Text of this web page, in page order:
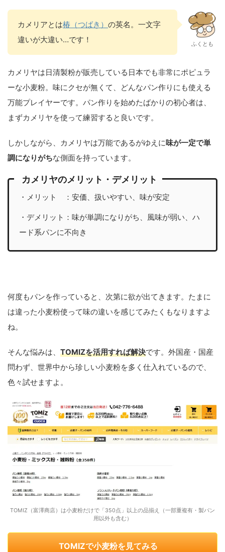
カメリアとは椿（つばき） の英名。一文字
違いが大違い…です！
ふくとも
カメリヤは日清製粉が販売している日本でも非常にポピュラ
ーな小麦粉。味にクセが無くて、どんなパン作りにも使える
万能プレイヤーです。パン作りを始めたばかりの初心者は、
まずカメリヤを使って練習すると良いです。
しかしながら、カメリヤは万能であるがゆえに味が一定で単
調になりがちな側面を持っています。
カメリヤのメリット・デメリット
・メリット ：安価、扱いやすい、味が安定
・デメリット：味が単調になりがち、風味が弱い、ハ
ード系パンに不向き
何度もパンを作っていると、次第に欲が出てきます。たまに
は違った小麦粉使って味の違いを感じてみたくもなりますよ
ね。
そんな悩みは、 TOMIZを活用すれば解決です。外国産・国産
問わず、世界中から珍しい小麦粉を多く仕入れているので、
色々試せますよ。
TOMIZ（富澤商店）は小麦粉だけで「350点」以上の品揃え（一部重複有・製パン
用以外も含む）
TOMIZで小麦粉を見てみる